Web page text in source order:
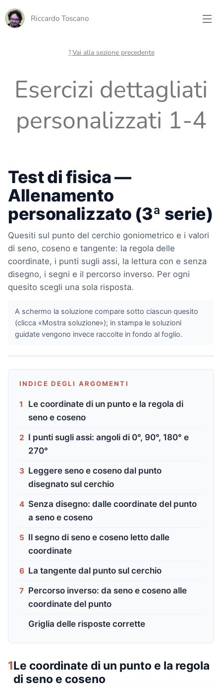
Riccardo Toscano
↑Vai alla sezione precedente
Esercizi dettagliati
personalizzati 1-4
Test di fisica —
Allenamento
personalizzato (3ª serie)
Quesiti sul punto del cerchio goniometrico e i valori
di seno, coseno e tangente: la regola delle
coordinate, i punti sugli assi, la lettura con e senza
disegno, i segni e il percorso inverso. Per ogni
quesito scegli una sola risposta.
A schermo la soluzione compare sotto ciascun quesito
(clicca «Mostra soluzione»); in stampa le soluzioni
guidate vengono invece raccolte in fondo al foglio.
INDICE DEGLI ARGOMENTI
1
Le coordinate di un punto e la regola di
seno e coseno
2 I punti sugli assi: angoli di 0°, 90°, 180° e
270°
3 Leggere seno e coseno dal punto
disegnato sul cerchio
4 Senza disegno: dalle coordinate del punto
a seno e coseno
5 Il segno di seno e coseno letto dalle
coordinate
6 La tangente dal punto sul cerchio
7 Percorso inverso: da seno e coseno alle
coordinate del punto
Griglia delle risposte corrette
1Le coordinate di un punto e la regola
di seno e coseno